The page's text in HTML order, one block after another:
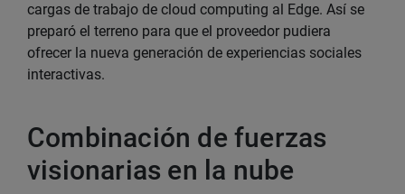
cargas de trabajo de cloud computing al Edge. Así se
preparó el terreno para que el proveedor pudiera
ofrecer la nueva generación de experiencias sociales
interactivas.
Combinación de fuerzas
visionarias en la nube